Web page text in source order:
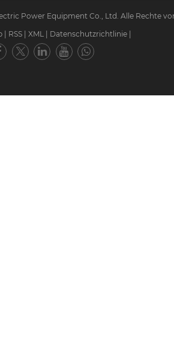
Power Equipment Co., Ltd. Alle Rechte
RSS XML Datenschutzrichtlinie